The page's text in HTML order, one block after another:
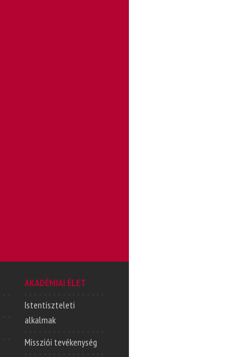
AKADÉMIAI ÉLET
Istentiszteleti
alkalmak
Missziói tevékenység